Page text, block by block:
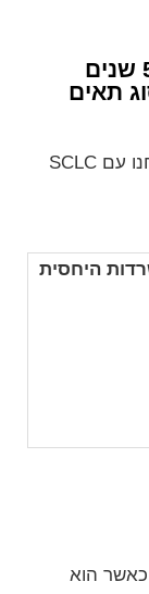
שיעורי ההישרדות היחסית של 5 שנים
תאים
מספרים אלה מבוססים על אנשים שאובחנו עם SCLC
היחסית
הוא